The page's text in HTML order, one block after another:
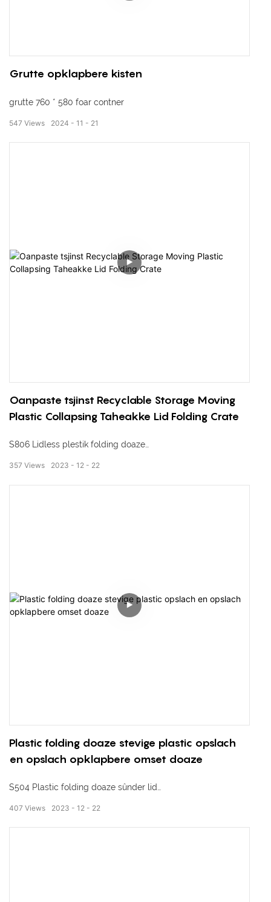
Grutte opklapbere kisten
grutte 760 * 580 foar contner
2024 11 21
547 Views
Oanpaste tsjinst Recyclable Storage Moving
Plastic Collapsing Taheakke Lid Folding Crate
S806 Lidless plestik folding doaze
2023 12 22
357 Views
Plastic folding doaze stevige plastic opslach
en opslach opklapbere omset doaze
S504 Plastic folding doaze sûnder lid
Eksterne ôfmjittings: 550 * 365 * 210 mm
2023 12 22
407 Views